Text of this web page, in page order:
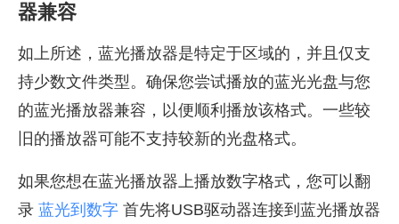
器兼容
如上所述，蓝光播放器是特定于区域的，并且仅支
持少数文件类型。确保您尝试播放的蓝光光盘与您
的蓝光播放器兼容，以便顺利播放该格式。一些较
旧的播放器可能不支持较新的光盘格式。
如果您想在蓝光播放器上播放数字格式，您可以翻
录 蓝光到数字 首先将USB驱动器连接到蓝光播放器